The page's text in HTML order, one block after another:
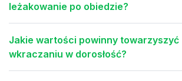
leżakowanie po obiedzie?
Jakie wartości powinny towarzyszyć
wkraczaniu w dorosłość?